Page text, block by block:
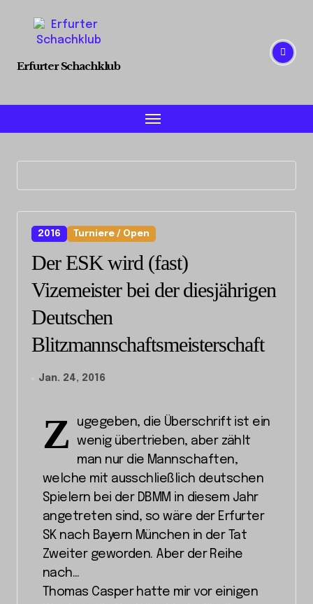
content
Erfurter Schachklub
2016 Turniere / Open
Der ESK wird (fast)
Vizemeister bei der diesjährigen
Deutschen
Blitzmannschaftsmeisterschaft
Jan. 24, 2016
Z
ugegeben, die Überschrift ist ein
wenig übertrieben, aber zählt
man nur die Mannschaften,
welche mit ausschließlich deutschen
Spielern bei der DBMM in diesem Jahr
angetreten sind, so wäre der Erfurter
SK nach Bayern München in der Tat
Zweiter geworden. Aber der Reihe
nach…
Thomas Casper hatte mir vor einigen